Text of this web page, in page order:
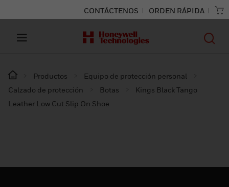
CONTÁCTENOS ORDEN RÁPIDA
Productos
Equipo de protección personal
Calzado de protección
Botas
Kings Black Tango
Leather Low Cut Slip On Shoe